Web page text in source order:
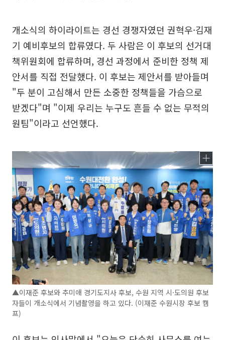
개소식의 하이라이트는 경선 경쟁자였던 권혁우·김재
기 예비후보의 합류였다. 두 사람은 이 후보의 선거대
책위원회에 합류하며, 경선 과정에서 준비한 정책 제
안서를 직접 전달했다. 이 후보는 제안서를 받아들며
"두 분이 고심해서 만든 소중한 정책들을 가슴으로
받겠다"며 "이제 우리는 누구도 흔들 수 없는 무적의
원팀"이라고 선언했다.
▲이재준 후보와 추미애 경기도지사 후보, 수원 지역 시·도의원 후보
자들이 개소식에서 기념촬영을 하고 있다. (이재준 수원시장 후보 캠
프)